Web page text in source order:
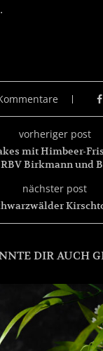
vorheriger post
mit Himbeer-
Birkmann und
nächster post
DIR AUCH